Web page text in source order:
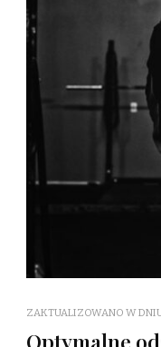
ZAKTUALIZOWANO W
Optymalne